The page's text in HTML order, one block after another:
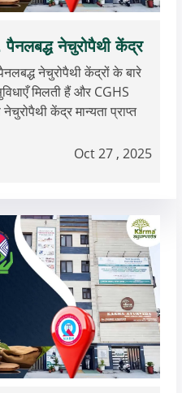
नेचुरोपैथी केंद्र
नेचुरोपैथी केंद्रों के बारे
मिलती हैं और CGHS
केंद्र मान्यता प्राप्त
Oct 27 , 2025